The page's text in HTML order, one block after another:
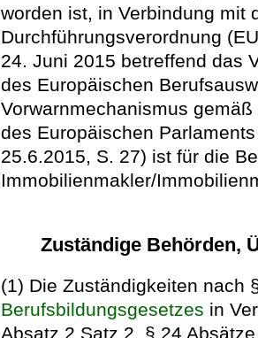
worden ist, in Verbindung mit
Durchführungsverordnung
24. Juni 2015 betreffend das
des Europäischen
Vorwarnmechanismus
des Europäischen
25.6.2015, S. 27) ist für die
Immobilienmakler/
Zuständige Behörden,
(1) Die Zuständigkeiten nach
Berufsbildungsgesetzes in
Absatz 2 Satz 2, § 24